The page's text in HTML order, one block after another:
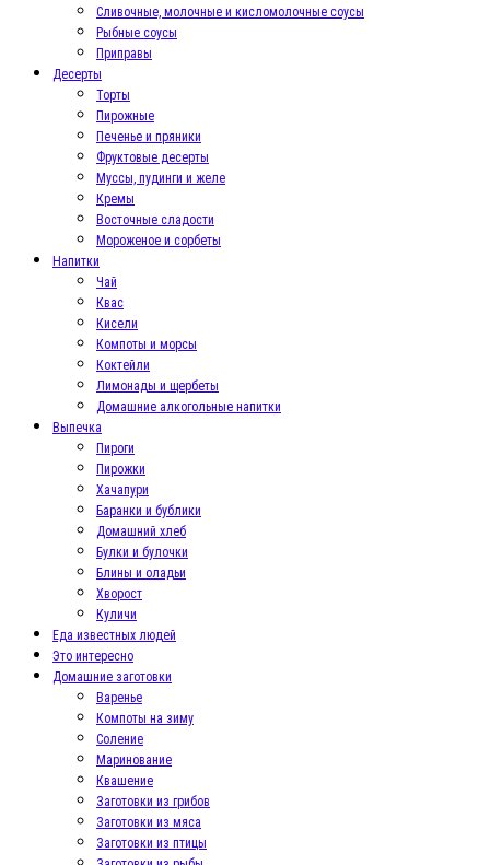
Сливочные, молочные и кисломолочные соусы
Рыбные соусы
Приправы
Десерты
Торты
Пирожные
Печенье и пряники
Фруктовые десерты
Муссы, пудинги и желе
Кремы
Восточные сладости
Мороженое и сорбеты
Напитки
Чай
Квас
Кисели
Компоты и морсы
Коктейли
Лимонады и щербеты
Домашние алкогольные напитки
Выпечка
Пироги
Пирожки
Хачапури
Баранки и бублики
Домашний хлеб
Булки и булочки
Блины и оладьи
Хворост
Куличи
Еда известных людей
Это интересно
Домашние заготовки
Варенье
Компоты на зиму
Соление
Маринование
Квашение
Заготовки из грибов
Заготовки из мяса
Заготовки из птицы